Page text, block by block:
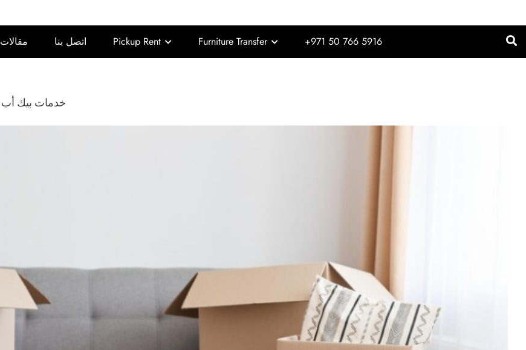
مقالات اتصل بنا Pickup Rent Furniture Transfer +971 50 766 5916
خدمات بيك